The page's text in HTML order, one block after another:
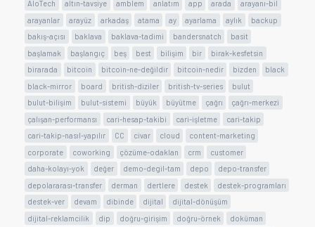
AloTech
altın-tavsiye amblem anlatım app arada
arayanı-bil
arayanlar
arayüz arkadaş atama ay ayarlama aylık
backup
bakış-açısı
baklava baklava-tadimi bandersnatch
basit
başlamak
başlangıç beş best bilişim bir
birak-kesfetsin
birarada
bitcoin bitcoin-ne-değildir bitcoin-nedir bizden
black
black-mirror
board british-diziler british-tv-series
bulut
bulut-bilişim
bulut-sistemi büyük büyütme çağrı
çağrı-merkezi
çalışan-performansı
cari-hesap-takibi cari-işletme
cari-takip
cari-takip-nasıl-yapılır
CC civar cloud
content-marketing
corporate
coworking çözüme-odaklan crm
customer
daha-kolayı-yok
değer demo-degil-tam depo
depo-transfer
depolararası-transfer
derman dertlere destek
destek-programları
destek-ver
devam dibinde dijital
dijital-dönüşüm
dijital-reklamcilik
dip doğru-girişim doğru-örnek
doküman